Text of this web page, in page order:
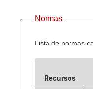
Normas
Lista de normas
Recursos